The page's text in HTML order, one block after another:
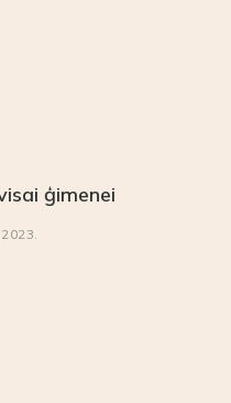
ģimenei